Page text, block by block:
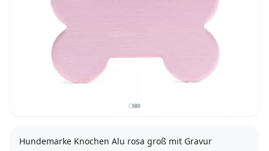
Hundemarke Knochen Alu rosa groß mit Gravur